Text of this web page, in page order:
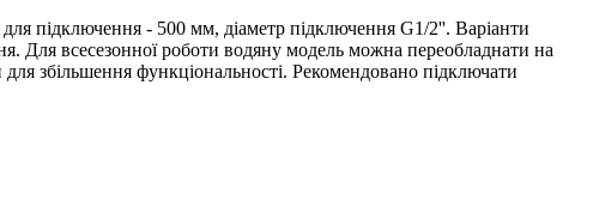
підключення - 500 мм, діаметр підключення G1/2''. Варіанти
Для всесезонної роботи водяну модель можна переобладнати на
збільшення функціональності. Рекомендовано підключати